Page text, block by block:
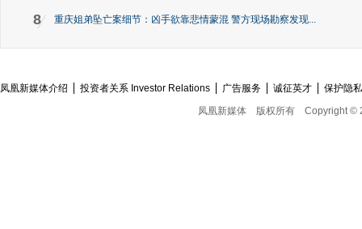
8 重庆姐弟坠亡案细节：凶手欲靠悲情蒙混 警方现场勘察发现...
凤凰新媒体介绍 投资者关系 Investor Relations 广告服务 诚征英才
保护隐
凤凰新媒体
版权所有 Copyright ©